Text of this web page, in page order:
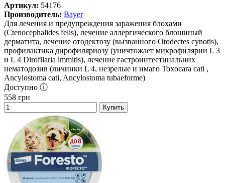
Артикул: 54176
Производитель: Bayer
Для лечения и предупреждения заражения блохами
(Ctenocephalides felis), лечение аллергического блошиный
дерматита, лечение отодектозу (вызванного Otodectes cynotis),
профилактика дирофиляриозу (уничтожает микрофилярии L 3
и L 4 Dirofilaria immitis), лечение гастроинтестинальних
нематодозив (личинки L 4, незрелые и имаго Toxocara cati ,
Ancylostoma cati, Ancylostoma tubaeforme)
Доступно ⓘ
558 грн
Купить